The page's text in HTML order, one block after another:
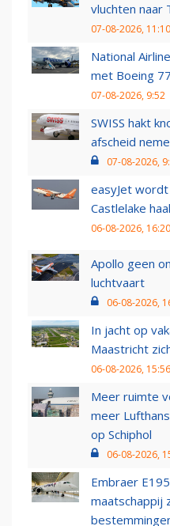
vluchten naar
07-08-2026, 11:10
National
met Boeing
07-08-2026, 9:52
SWISS hakt
afscheid
07-08-2026,
easyJet
Castlelake
06-08-2026, 16:20
Apollo geen
luchtvaart
06-08-2026,
In jacht op
Maastricht
06-08-2026, 15:56
Meer ruimte
meer
op Schiphol
06-08-2026,
Embraer
maatschappij